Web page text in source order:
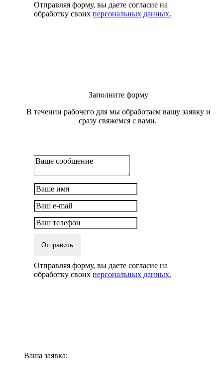
Отправляя форму, вы даете согласие на
обработку своих персональных данных.
Заполните форму
В течении рабочего для мы обработаем вашу заявку и
сразу свяжемся с вами.
Отправить
Отправляя форму, вы даете согласие на
обработку своих персональных данных.
Ваша заявка: